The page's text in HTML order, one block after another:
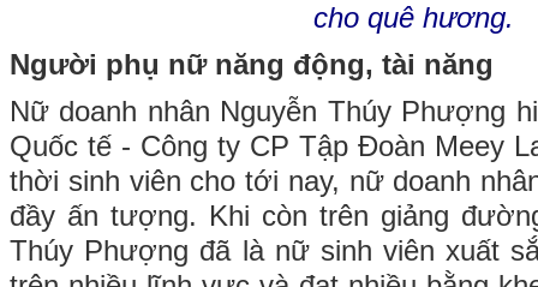
cho quê hương.
Người phụ nữ năng động, tài năng
Nữ doanh nhân Nguyễn Thúy Phượng
Quốc tế - Công ty CP Tập Đoàn Meey
thời sinh viên cho tới nay, nữ doanh
đầy ấn tượng. Khi còn trên giảng
Thúy Phượng đã là nữ sinh viên xuất